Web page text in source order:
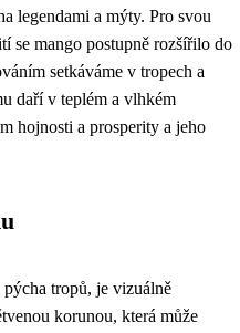
legendami a mýty. Pro svou
se mango postupně rozšířilo do
setkáváme v tropech a
daří v teplém a vlhkém
hojnosti a prosperity a jeho
pýcha tropů, je vizuálně
korunou, která může